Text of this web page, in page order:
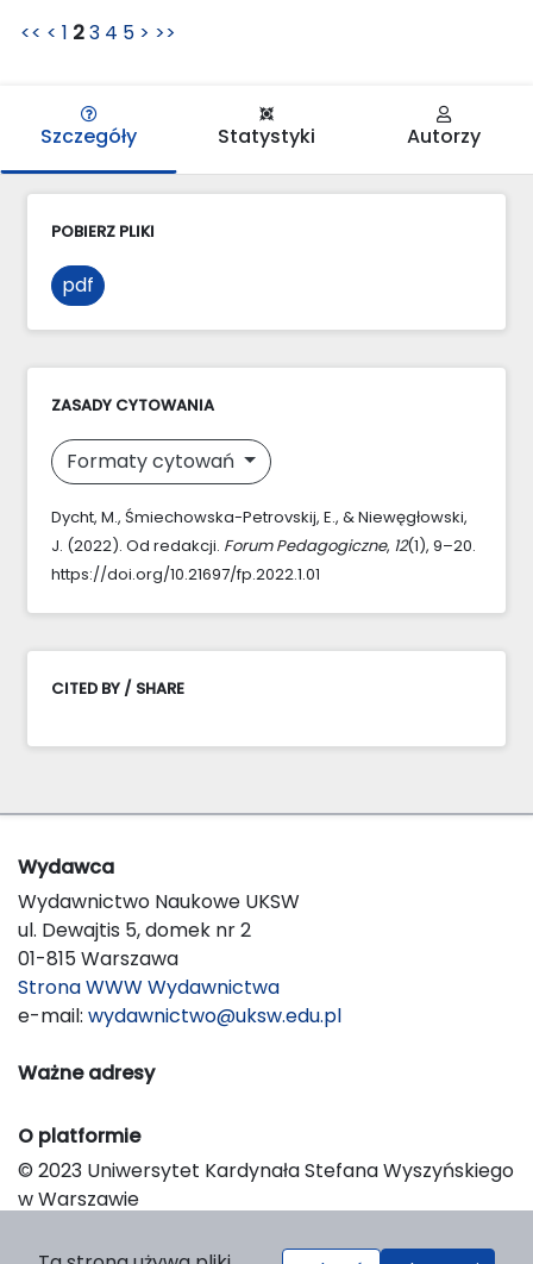
<< < 1 23 4 5 > >>
Szczegóły Statystyki Autorzy
POBIERZ PLIKI
pdf
ZASADY CYTOWANIA
Formaty cytowań
Dycht, M., Śmiechowska-Petrovskij, E., & Niewęgłowski,
J. (2022). Od redakcji. Forum Pedagogiczne, 12(1), 9–20.
https://doi.org/10.21697/fp.2022.1.01
CITED BY / SHARE
Wydawca
Wydawnictwo Naukowe UKSW
ul. Dewajtis 5, domek nr 2
01-815 Warszawa
Strona WWW Wydawnictwa
e-mail: wydawnictwo@uksw.edu.pl
Ważne adresy
O platformie
© 2023 Uniwersytet Kardynała Stefana Wyszyńskiego
w Warszawie
Platform & Workflow by OJS/PKP